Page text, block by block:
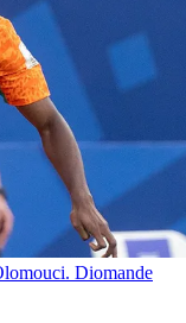
Diomande